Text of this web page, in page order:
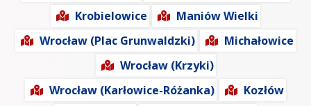
Krobielowice
Maniów Wielki
Wrocław (Plac Grunwaldzki)
Michałowice
Wrocław (Krzyki)
Wrocław (Karłowice-Różanka)
Kozłów